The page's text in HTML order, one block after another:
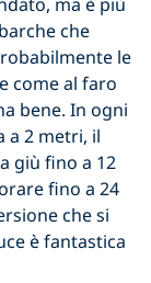
che
le
come al faro
bene. In ogni
a 2 metri, il
giù fino a 12
fino a 24
che si
è fantastica